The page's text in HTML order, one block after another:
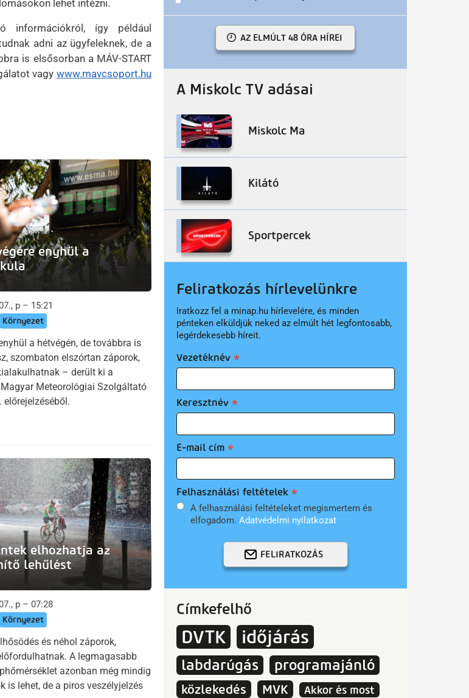
lehet intézni.
információkról, így például
adni az ügyfeleknek, de a
is elsősorban a MÁV-START
vagy www.mavcsoport.hu
enyhül a
p – 15:21
Környezet
a hétvégén, de továbbra is
szombaton elszórtan záporok,
– derült ki a
Meteorológiai Szolgáltató
előrejelzéséből.
elhozhatja az
lehűlést
p – 07:28
Környezet
és néhol záporok,
A legmagasabb
azonban még mindig
is lehet, de a piros veszélyjelzés
AZ ELMÚLT 48 ÓRA HÍREI
A Miskolc TV adásai
Miskolc Ma
Kilátó
Sportpercek
Feliratkozás hírlevelünkre
Iratkozz fel a minap.hu hírlevelére, és minden
pénteken elküldjük neked az elmúlt hét legfontosabb,
legérdekesebb híreit.
Vezetéknév
Keresztnév
E-mail cím
Felhasználási feltételek
A felhasználási feltételeket megismertem és
elfogadom. Adatvédelmi nyilatkozat
FELIRATKOZÁS
Címkefelhő
DVTK időjárás
labdarúgás programajánló
közlekedés MVK
Akkor és most